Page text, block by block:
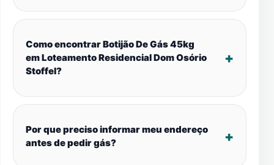
Como encontrar Botijão De Gás 45kg
em Loteamento Residencial Dom Osório
Stoffel?
Por que preciso informar meu endereço
antes de pedir gás?